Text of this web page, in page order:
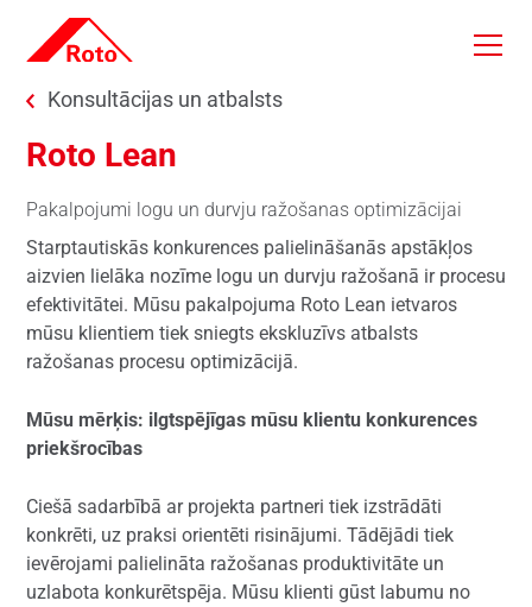
Skip to main content
You are here:
Konsultācijas un atbalsts
Roto Lean
Pakalpojumi logu un durvju ražošanas optimizācijai
Starptautiskās konkurences palielināšanās apstākļos
aizvien lielāka nozīme logu un durvju ražošanā ir procesu
efektivitātei. Mūsu pakalpojuma Roto Lean ietvaros
mūsu klientiem tiek sniegts ekskluzīvs atbalsts
ražošanas procesu optimizācijā.
Mūsu mērķis: ilgtspējīgas mūsu klientu konkurences
priekšrocības
Ciešā sadarbībā ar projekta partneri tiek izstrādāti
konkrēti, uz praksi orientēti risinājumi. Tādējādi tiek
ievērojami palielināta ražošanas produktivitāte un
uzlabota konkurētspēja. Mūsu klienti gūst labumu no